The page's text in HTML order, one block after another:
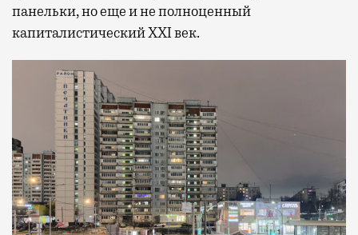
панельки, но еще и не полноценный
капиталистический XXI век.